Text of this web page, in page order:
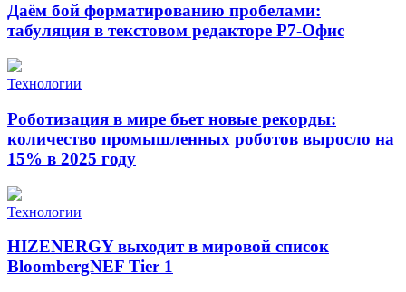
Даём бой форматированию пробелами:
табуляция в текстовом редакторе Р7-Офис
Технологии
Роботизация в мире бьет новые рекорды:
количество промышленных роботов выросло на
15% в 2025 году
Технологии
HIZENERGY выходит в мировой список
BloombergNEF Tier 1